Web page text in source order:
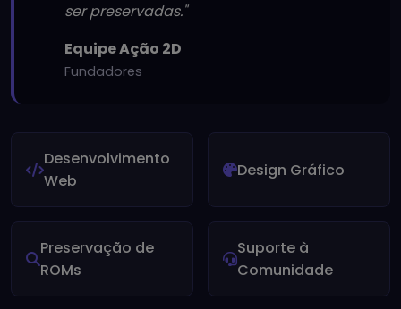
ser preservadas."
Equipe Ação 2D
Fundadores
Desenvolvimento
Web
Design Gráfico
Preservação de
ROMs
Suporte à
Comunidade